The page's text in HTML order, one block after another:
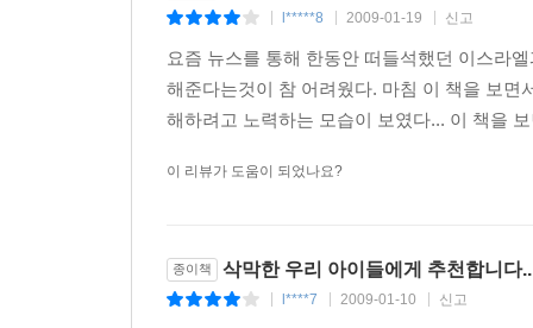
l*****8 2009-01-19 신고
요즘 뉴스를 통해 한동안 떠들석했던 이스라
해준다는것이 참 어려웠다. 마침 이 책을 보면
해하려고 노력하는 모습이 보였다... 이 책을
이 리뷰가 도움이 되었나요?
종이책 삭막한 우리 아이들에게 추천합니다
l****7 2009-01-10 신고